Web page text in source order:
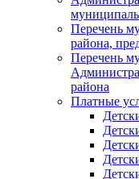
Перечень
района,
Перечень
района
Платные